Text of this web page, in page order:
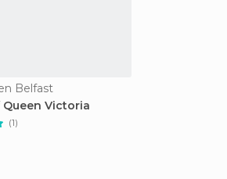
Belfast
Victoria
(1)